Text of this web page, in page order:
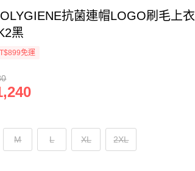
抗菌連帽LOGO刷毛上衣
黑
免運
M L XL 2XL